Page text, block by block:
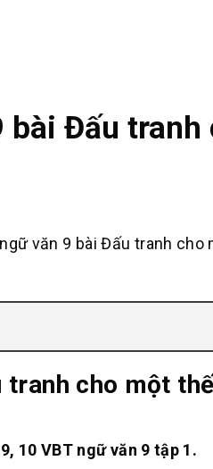
bài Đấu
văn 9 bài Đấu tranh cho
tranh cho một
10 VBT ngữ văn 9 tập 1.